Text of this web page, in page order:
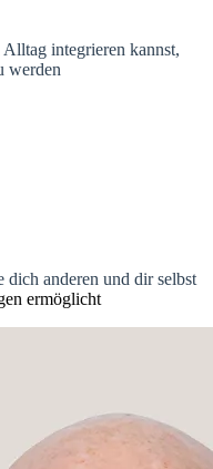
integrieren kannst,
werden
anderen und dir selbst
ermöglicht